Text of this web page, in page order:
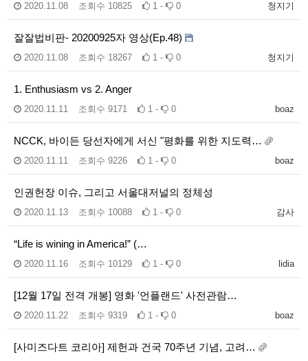
청지기
2020.11.08 조회수 10825 1 - 0
잘잘법비판- 20200925자 영상(Ep.48)
청지기
2020.11.08 조회수 18267 1 - 0
1. Enthusiasm vs 2. Anger
boaz
2020.11.11 조회수 9171 1 - 0
NCCK, 바이든 당선자에게 서신 "평화를 위한 지도력…
boaz
2020.11.11 조회수 9226 1 - 0
인권헌장 이슈, 그리고 서울대저널의 정체성
감사
2020.11.13 조회수 10088 1 - 0
“Life is wining in America!” (…
lidia
2020.11.16 조회수 10129 1 - 0
[12월 17일 전격 개봉] 영화 '언플랜드' 사전관람…
boaz
2020.11.22 조회수 9319 1 - 0
[사미즈다트 코리아] 제헌과 건국 70주년 기념, 고려…